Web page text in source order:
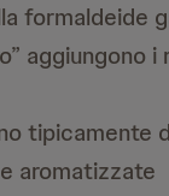
formaldeide
aggiungono i
tipicamente
aromatizzate